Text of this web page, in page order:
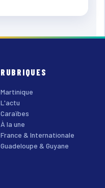
RUBRIQUES
Martinique
L'actu
Caraïbes
À la une
France & Internationale
Guadeloupe & Guyane